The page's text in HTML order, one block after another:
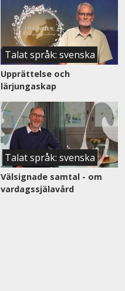
Talat språk: svenska
Upprättelse och
lärjungaskap
Talat språk: svenska
Välsignade samtal - om
vardagssjälavård